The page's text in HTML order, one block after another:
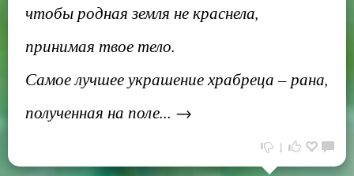
чтобы родная земля не краснела,
принимая твое тело.
Самое лучшее украшение храбреца – рана,
полученная на поле... →
1